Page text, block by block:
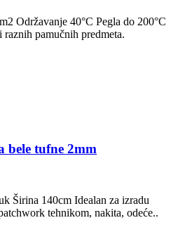
Održavanje 40°C Pegla do 200°C
pamučnih predmeta.
bele tufne 2mm
Širina 140cm Idealan za izradu
tehnikom, nakita, odeće..